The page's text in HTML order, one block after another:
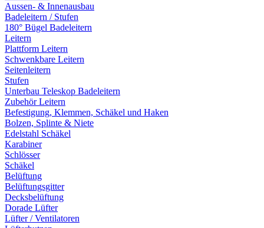
Aussen- & Innenausbau
Badeleitern / Stufen
180° Bügel Badeleitern
Leitern
Plattform Leitern
Schwenkbare Leitern
Seitenleitern
Stufen
Unterbau Teleskop Badeleitern
Zubehör Leitern
Befestigung, Klemmen, Schäkel und Haken
Bolzen, Splinte & Niete
Edelstahl Schäkel
Karabiner
Schlösser
Schäkel
Belüftung
Belüftungsgitter
Decksbelüftung
Dorade Lüfter
Lüfter / Ventilatoren